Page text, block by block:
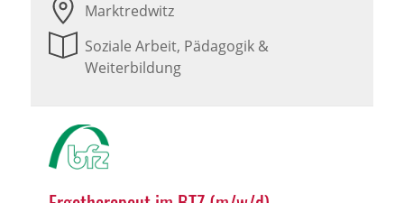
Marktredwitz
Soziale Arbeit, Pädagogik &
Weiterbildung